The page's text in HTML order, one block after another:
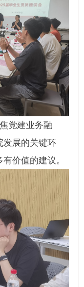
党建业务融
发展的关键环
价值的建议。